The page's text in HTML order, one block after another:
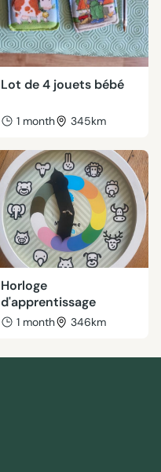
Lot de 4 jouets bébé
1 month 345km
Horloge
d'apprentissage
1 month 346km